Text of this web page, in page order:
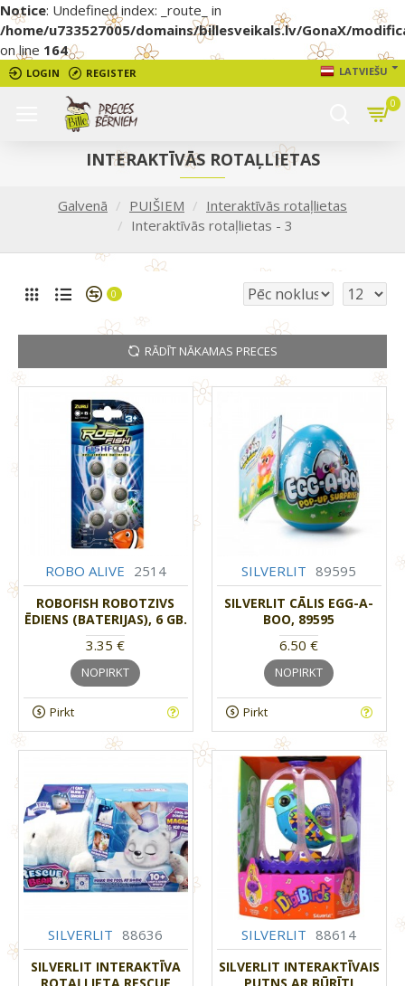
Notice: Undefined index: _route_ in
/home/u733527005/domains/billesveikals.lv/GonaX/
on line 164
LOGIN REGISTER LATVIEŠU
0
Galvenā PUIŠIEM
Interaktīvās rotaļlietas
Interaktīvās rotaļlietas - 3
INTERAKTĪVĀS ROTAĻLIETAS
0
RĀDĪT NĀKAMAS PRECES
ROBO ALIVE 2514
ROBOFISH ROBOTZIVS
ĒDIENS (BATERIJAS), 6 GB.
3.35 €
NOPIRKT
Pirkt
SILVERLIT 89595
SILVERLIT CĀLIS EGG-A-
BOO, 89595
6.50 €
NOPIRKT
Pirkt
SILVERLIT 88636
SILVERLIT INTERAKTĪVA
SILVERLIT 88614
SILVERLIT INTERAKTĪVAIS